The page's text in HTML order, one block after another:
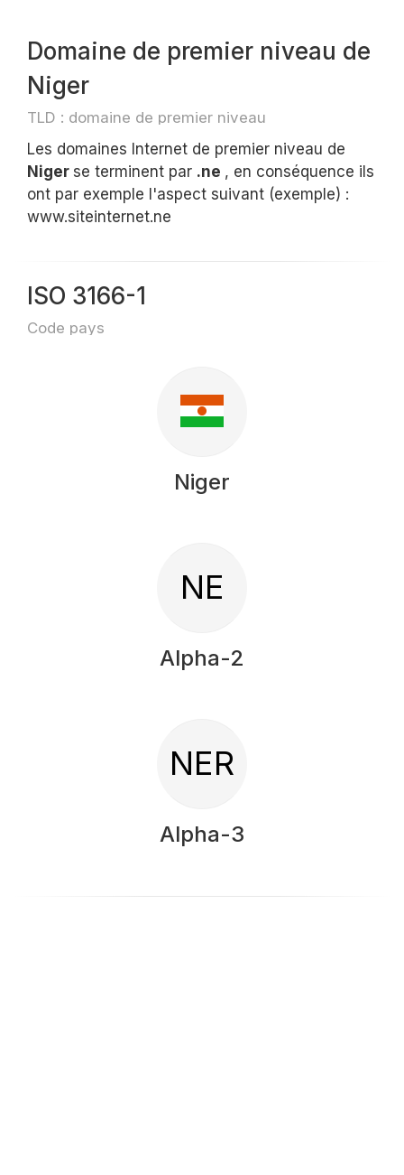
Domaine de premier niveau de
Niger
TLD : domaine de premier niveau
Les domaines Internet de premier niveau de
Niger se terminent par .ne , en conséquence ils
ont par exemple l'aspect suivant (exemple) :
www.siteinternet.ne
ISO 3166-1
Code pays
Niger
NE
Alpha-2
NER
Alpha-3